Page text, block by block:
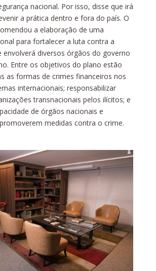
nacional. Por isso, disse que irá
a prática dentro e fora do país. O
a elaboração de uma
para fortalecer a luta contra a
envolverá diversos órgãos do governo
Entre os objetivos do plano estão
as formas de crimes financeiros nos
internacionais; responsabilizar
transnacionais pelos ilícitos; e
de órgãos nacionais e
medidas contra o crime.